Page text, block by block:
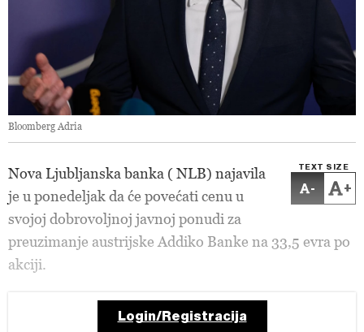
Bloomberg Adria
TEXT SIZE
- +
Nova Ljubljanska banka ( NLB) najavila
je u ponedeljak da će povećati cenu u
svojoj dobrovoljnoj javnoj ponudi za
preuzimanje austrijske Addiko Banke na 33,5 evra po
akciji.
Login/Registracija